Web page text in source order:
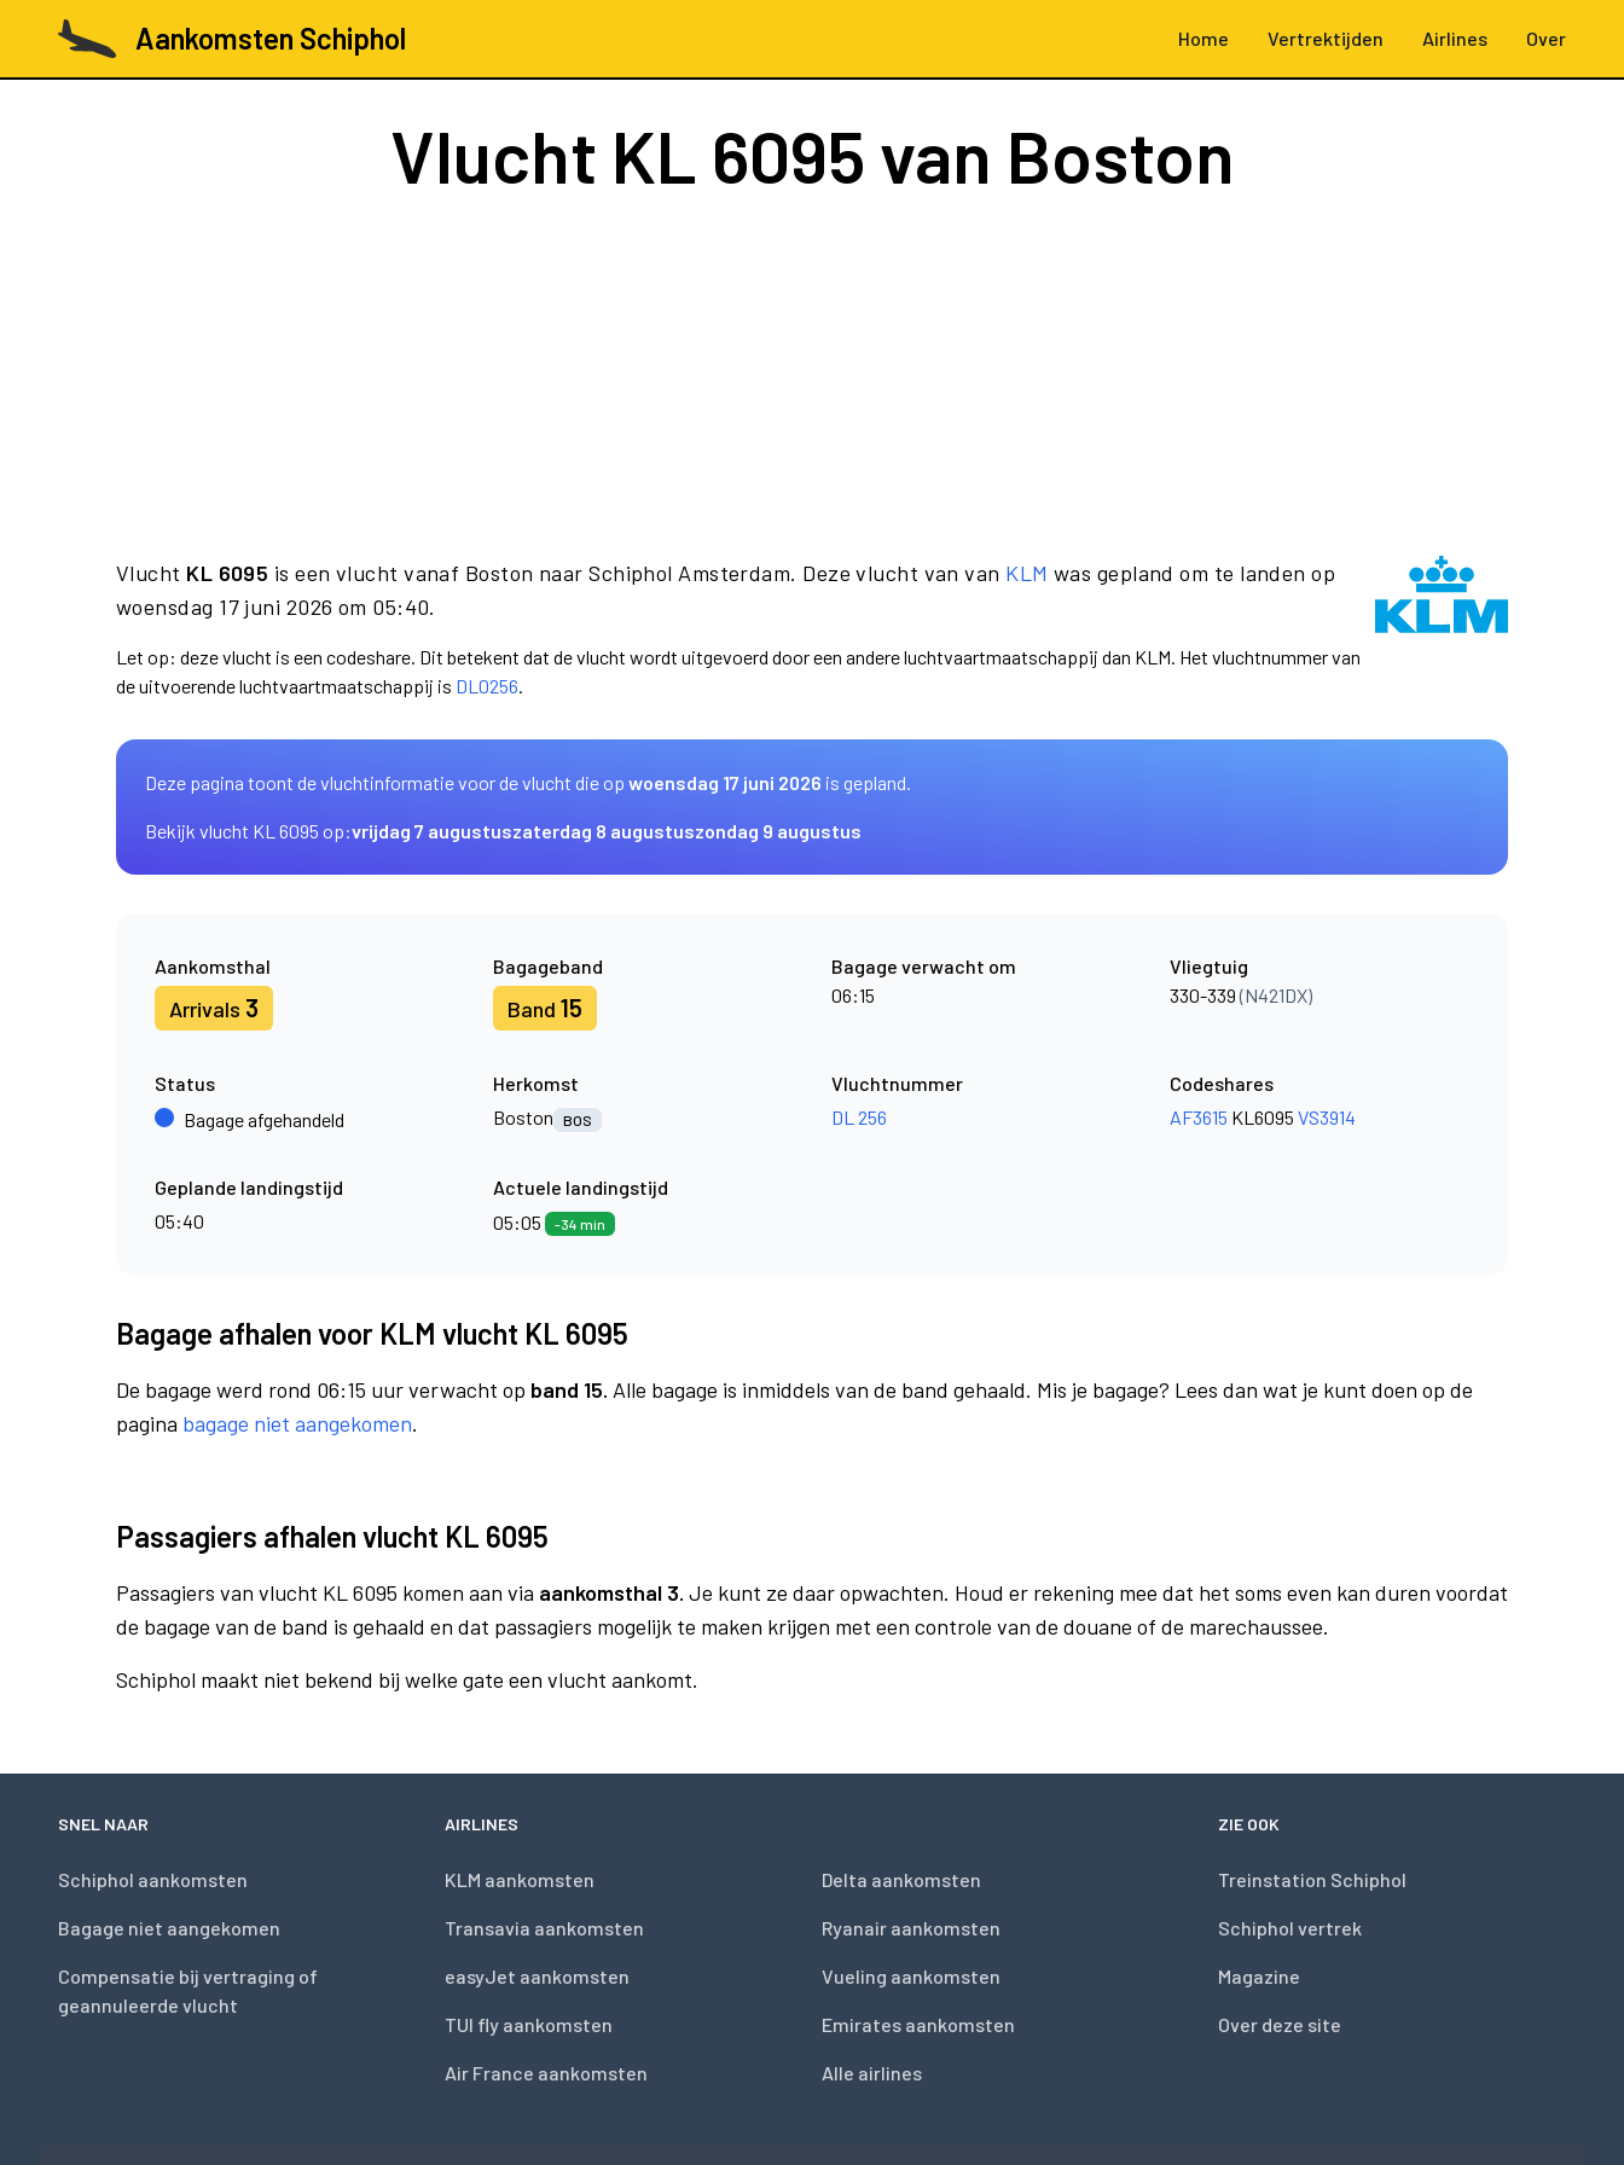
Aankomsten Schiphol Home Vertrektijden Airlines Over
Vlucht KL 6095 van Boston
Vlucht KL 6095 is een vlucht vanaf Boston naar Schiphol Amsterdam. Deze vlucht van van KLM was gepland om te landen op
woensdag 17 juni 2026 om 05:40.
Let op: deze vlucht is een codeshare. Dit betekent dat de vlucht wordt uitgevoerd door een andere luchtvaartmaatschappij dan KLM. Het vluchtnummer van
de uitvoerende luchtvaartmaatschappij is DL0256.
Deze pagina toont de vluchtinformatie voor de vlucht die op woensdag 17 juni 2026 is gepland.
Bekijk vlucht KL 6095 op:vrijdag 7 augustuszaterdag 8 augustuszondag 9 augustus
Aankomsthal
Arrivals 3
Bagageband
Band 15
Bagage verwacht om
06:15
Vliegtuig
330-339(N421DX)
Status
Bagage afgehandeld
Herkomst
Boston
BOS
Vluchtnummer
DL 256
Codeshares
AF3615 KL6095 VS3914
Geplande landingstijd
05:40
Actuele landingstijd
05:05
-34 min
Bagage afhalen voor KLM vlucht KL 6095
De bagage werd rond 06:15 uur verwacht op band 15. Alle bagage is inmiddels van de band gehaald. Mis je bagage? Lees dan wat je kunt doen op de
pagina bagage niet aangekomen.
Passagiers afhalen vlucht KL 6095
Passagiers van vlucht KL 6095 komen aan via aankomsthal 3. Je kunt ze daar opwachten. Houd er rekening mee dat het soms even kan duren voordat
de bagage van de band is gehaald en dat passagiers mogelijk te maken krijgen met een controle van de douane of de marechaussee.
Schiphol maakt niet bekend bij welke gate een vlucht aankomt.
SNEL NAAR
Schiphol aankomsten
Bagage niet aangekomen
Compensatie bij vertraging of
geannuleerde vlucht
AIRLINES
KLM aankomsten
Transavia aankomsten
easyJet aankomsten
TUI fly aankomsten
Air France aankomsten
Delta aankomsten
Ryanair aankomsten
Vueling aankomsten
Emirates aankomsten
Alle airlines
ZIE OOK
Treinstation Schiphol
Schiphol vertrek
Magazine
Over deze site